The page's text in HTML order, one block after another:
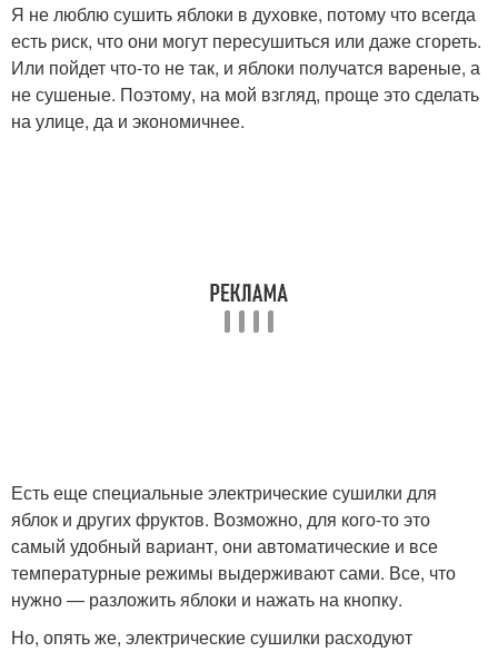
Я не люблю сушить яблоки в духовке, потому что всегда
есть риск, что они могут пересушиться или даже сгореть.
Или пойдет что-то не так, и яблоки получатся вареные, а
не сушеные. Поэтому, на мой взгляд, проще это сделать
на улице, да и экономичнее.
Есть еще специальные электрические сушилки для
яблок и других фруктов. Возможно, для кого-то это
самый удобный вариант, они автоматические и все
температурные режимы выдерживают сами. Все, что
нужно — разложить яблоки и нажать на кнопку.
Но, опять же, электрические сушилки расходуют